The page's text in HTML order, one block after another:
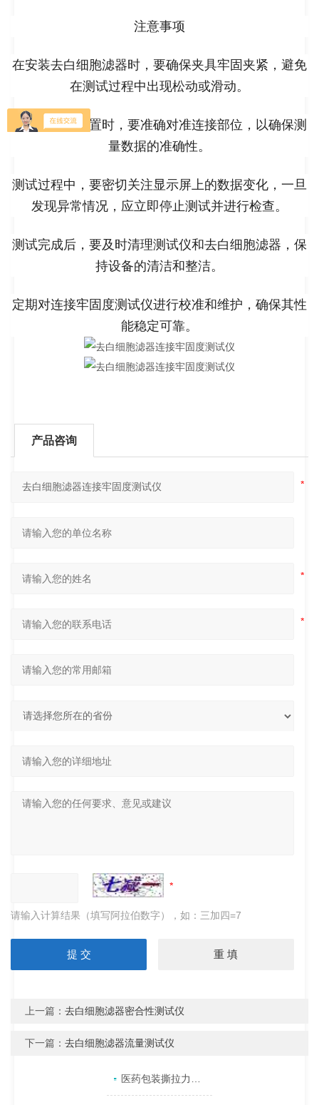
注意事项
在安装去白细胞滤器时，要确保夹具牢固夹紧，避免
在测试过程中出现松动或滑动。
调整传感器位置时，要准确对准连接部位，以确保测
量数据的准确性。
测试过程中，要密切关注显示屏上的数据变化，一旦
发现异常情况，应立即停止测试并进行检查。
测试完成后，要及时清理测试仪和去白细胞滤器，保
持设备的清洁和整洁。
定期对连接牢固度测试仪进行校准和维护，确保其性
能稳定可靠。
产品咨询
请输入计算结果（填写阿拉伯数字），如：三加四=7
上一篇：去白细胞滤器密合性测试仪
下一篇：去白细胞滤器流量测试仪
相关文章 医药包装撕拉力测试仪的数据分析方法及其重要性